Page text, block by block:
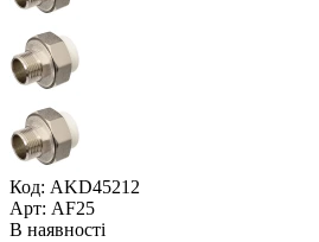
Код: AKD45212
Арт: AF25
В наявності